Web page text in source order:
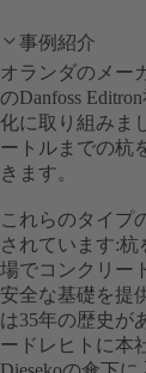
事例紹介
オランダのメー
のDanfoss
化に取り組みま
ートルまでの杭
きます。
これらのタイプ
されています:
場でコンクリー
安全な基礎を提
は35年の歴史が
ードレヒトに本